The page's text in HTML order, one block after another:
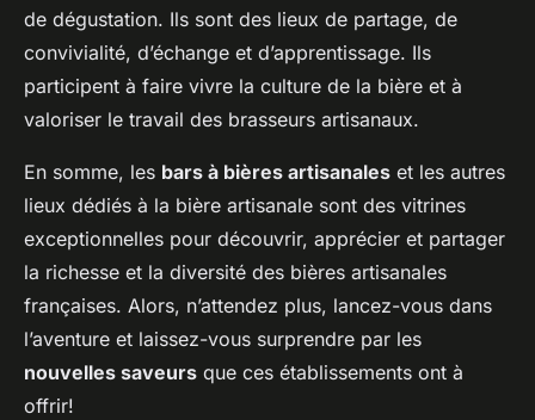
de dégustation. Ils sont des lieux de partage, de
convivialité, d’échange et d’apprentissage. Ils
participent à faire vivre la culture de la bière et à
valoriser le travail des brasseurs artisanaux.
En somme, les bars à bières artisanales et les autres
lieux dédiés à la bière artisanale sont des vitrines
exceptionnelles pour découvrir, apprécier et partager
la richesse et la diversité des bières artisanales
françaises. Alors, n’attendez plus, lancez-vous dans
l’aventure et laissez-vous surprendre par les
nouvelles saveurs que ces établissements ont à
offrir!